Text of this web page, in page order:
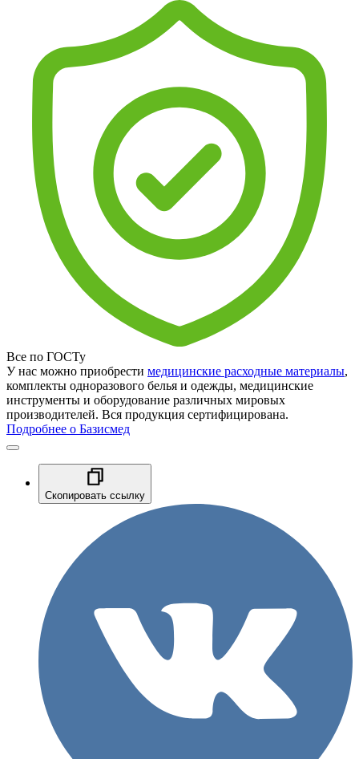
Все по ГОСТу
У нас можно приобрести медицинские расходные материалы,
комплекты одноразового белья и одежды, медицинские
инструменты и оборудование различных мировых
производителей. Вся продукция сертифицирована.
Подробнее о Базисмед
Скопировать ссылку